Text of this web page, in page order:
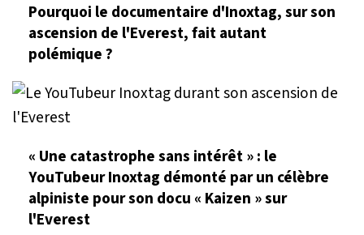
Pourquoi le documentaire d'Inoxtag, sur son
ascension de l'Everest, fait autant
polémique ?
« Une catastrophe sans intérêt » : le
YouTubeur Inoxtag démonté par un célèbre
alpiniste pour son docu « Kaizen » sur
l'Everest